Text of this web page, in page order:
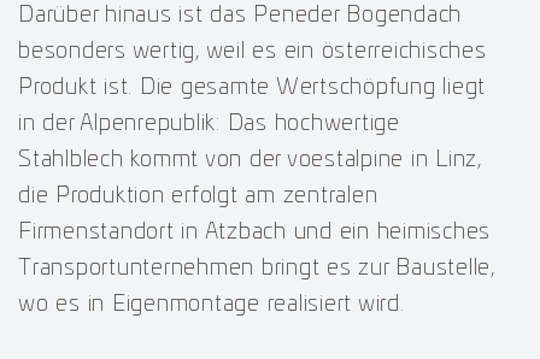
Darüber hinaus ist das Peneder Bogendach
besonders wertig, weil es ein österreichisches
Produkt ist. Die gesamte Wertschöpfung liegt
in der Alpenrepublik: Das hochwertige
Stahlblech kommt von der voestalpine in Linz,
die Produktion erfolgt am zentralen
Firmenstandort in Atzbach und ein heimisches
Transportunternehmen bringt es zur Baustelle,
wo es in Eigenmontage realisiert wird.